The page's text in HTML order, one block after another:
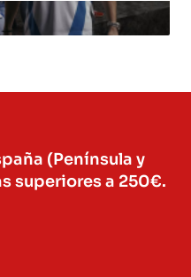
(Península y
superiores a 250€.